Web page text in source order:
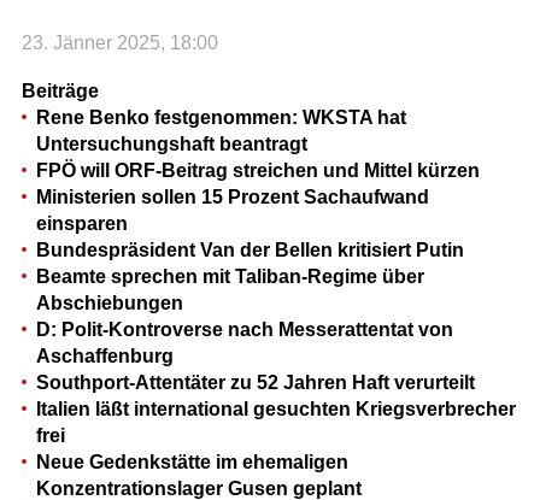
23. Jänner 2025, 18:00
Beiträge
Rene Benko festgenommen: WKSTA hat
Untersuchungshaft beantragt
FPÖ will ORF-Beitrag streichen und Mittel kürzen
Ministerien sollen 15 Prozent Sachaufwand
einsparen
Bundespräsident Van der Bellen kritisiert Putin
Beamte sprechen mit Taliban-Regime über
Abschiebungen
D: Polit-Kontroverse nach Messerattentat von
Aschaffenburg
Southport-Attentäter zu 52 Jahren Haft verurteilt
Italien läßt international gesuchten Kriegsverbrecher
frei
Neue Gedenkstätte im ehemaligen
Konzentrationslager Gusen geplant